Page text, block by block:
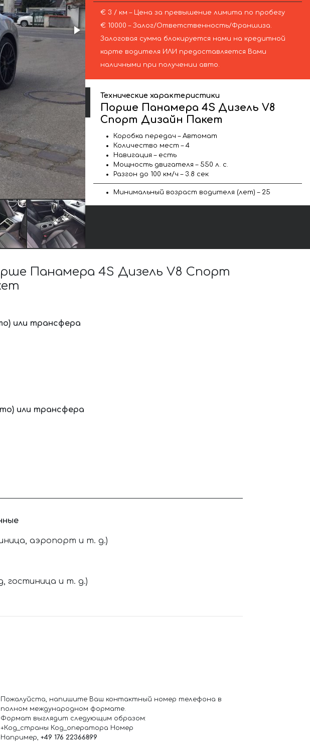
€ 3 / км – Цена за превышение лимита по пробегу
€ 10000 – Залог/Ответственность/Франшиза.
Залоговая сумма блокируется нами на кредитной
карте водителя ИЛИ предоставляется Вами
наличными при получении авто.
Технические характеристики
Порше Панамера 4S Дизель V8
Спорт Дизайн Пакет
Коробка передач – Автомат
Количество мест – 4
Навигация – есть
Мощность двигателя – 550 л. с.
Разгон до 100 км/ч – 3.8 сек
Минимальный возраст водителя (лет) – 25
Панамера 4S Дизель V8 Спорт
или трансфера
или трансфера
аэропорт и т. д.)
гостиница и т. д.)
Пожалуйста, напишите Ваш контактный номер телефона в
полном международном формате.
Формат выглядит следующим образом:
+Код_страны Код_оператора Номер
Например, +49 176 22366899